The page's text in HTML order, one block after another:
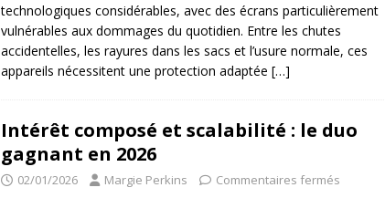
technologiques considérables, avec des écrans particulièrement
vulnérables aux dommages du quotidien. Entre les chutes
accidentelles, les rayures dans les sacs et l’usure normale, ces
appareils nécessitent une protection adaptée […]
Intérêt composé et scalabilité : le duo
gagnant en 2026
02/01/2026 Margie Perkins Commentaires fermés